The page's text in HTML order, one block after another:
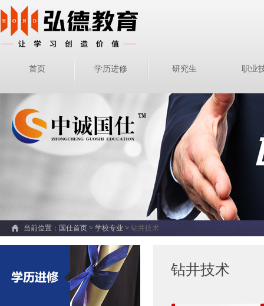
首页 学历进修 研究生 职业
当前位置： 国仕首页 > 学校专业 >钻井技术
钻井技术